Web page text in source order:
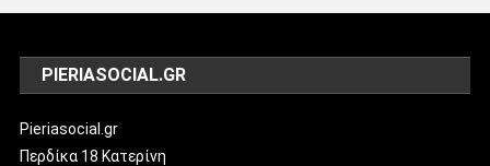
PIERIASOCIAL.GR
Pieriasocial.gr
Περδίκα 18 Κατερίνη